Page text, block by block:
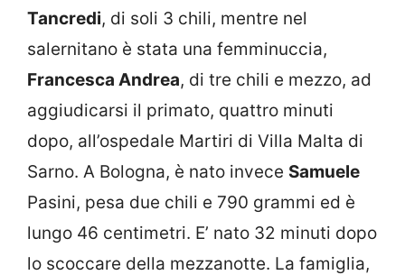
Tancredi, di soli 3 chili, mentre nel
salernitano è stata una femminuccia,
Francesca Andrea, di tre chili e mezzo, ad
aggiudicarsi il primato, quattro minuti
dopo, all’ospedale Martiri di Villa Malta di
Sarno. A Bologna, è nato invece Samuele
Pasini, pesa due chili e 790 grammi ed è
lungo 46 centimetri. E’ nato 32 minuti dopo
lo scoccare della mezzanotte. La famiglia,